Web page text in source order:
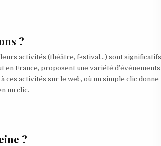
?
leurs activités (théâtre, festival…) sont significatifs
en France, proposent une variété d’événements
ces activités sur le web, où un simple clic donne
un clic.
?